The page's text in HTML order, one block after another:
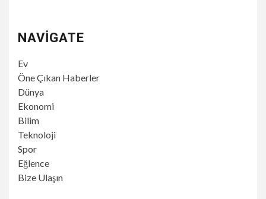
NAVIGATE
Ev
Öne Çıkan Haberler
Dünya
Ekonomi
Bilim
Teknoloji
Spor
Eğlence
Bize Ulaşın